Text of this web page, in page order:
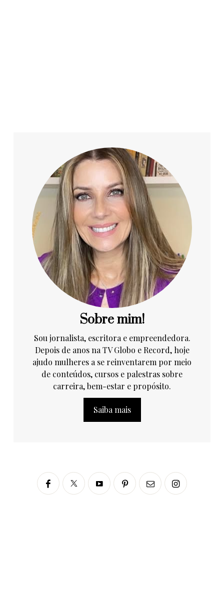
Sobre mim!
Sou jornalista, escritora e empreendedora.
Depois de anos na TV Globo e Record, hoje
ajudo mulheres a se reinventarem por meio
de conteúdos, cursos e palestras sobre
carreira, bem-estar e propósito.
Saiba mais